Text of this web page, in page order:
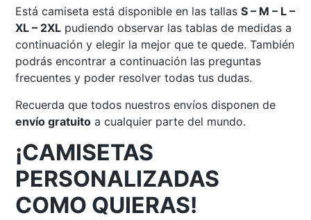
Está camiseta está disponible en las tallasS – M – L –
XL – 2XL pudiendo observar las tablas de medidas a
continuación y elegir la mejor que te quede. También
podrás encontrar a continuación las preguntas
frecuentes y poder resolver todas tus dudas.
Recuerda que todos nuestros envíos disponen de
envío gratuito a cualquier parte del mundo.
¡CAMISETAS
PERSONALIZADAS
COMO QUIERAS!